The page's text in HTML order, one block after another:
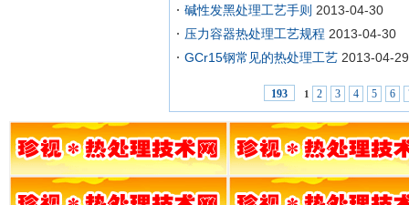
碱性发黑处理工艺手则 2013-04-30
压力容器热处理工艺规程 2013-04-30
GCr15钢常见的热处理工艺 2013-04-29
193 1 2 3 4 5 6